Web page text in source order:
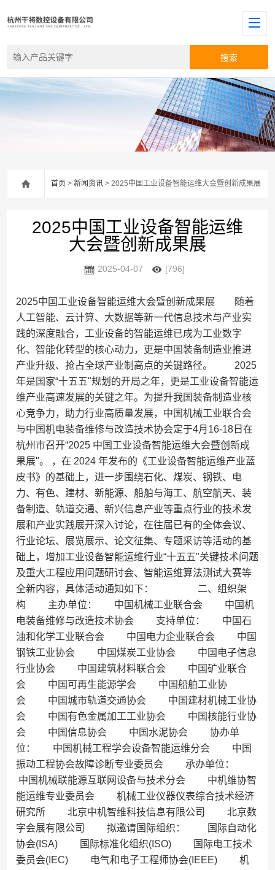
首页 >新闻资讯 > 2025中国工业设备智能运维大会暨创新成果展
2025中国工业设备智能运维
大会暨创新成果展
2025-04-07 [796]
2025中国工业设备智能运维大会暨创新成果展 随着
人工智能、云计算、大数据等新一代信息技术与产业实
践的深度融合，工业设备的智能运维已成为工业数字
化、智能化转型的核心动力，更是中国装备制造业推进
产业升级、抢占全球产业制高点的关键路径。 2025
年是国家“十五五"规划的开局之年，更是工业设备智能运
维产业高速发展的关键之年。为提升我国装备制造业核
心竞争力，助力行业高质量发展，中国机械工业联合会
与中国机电装备维修与改造技术协会定于4月16-18日在
杭州市召开“2025 中国工业设备智能运维大会暨创新成
果展"。 ，在 2024 年发布的《工业设备智能运维产业蓝
皮书》的基础上，进一步围绕石化、煤炭、钢铁、电
力、有色、建材、新能源、船舶与海工、航空航天、装
备制造、轨道交通、新兴信息产业等重点行业的技术发
展和产业实践展开深入讨论，在往届已有的全体会议、
行业论坛、展览展示、论文征集、专题采访等活动的基
础上，增加工业设备智能运维行业“十五五"关键技术问题
及重大工程应用问题研讨会、智能运维算法测试大赛等
全新内容，具体活动通知如下： 二、组织架
构 主办单位： 中国机械工业联合会 中国机
电装备维修与改造技术协会 支持单位： 中国石
油和化学工业联合会 中国电力企业联合会 中国
钢铁工业协会 中国煤炭工业协会 中国电子信息
行业协会 中国建筑材料联合会 中国矿业联合
会 中国可再生能源学会 中国船舶工业协
会 中国城市轨道交通协会 中国建材机械工业协
会 中国有色金属加工工业协会 中国核能行业协
会 中国信息协会 中国水泥协会 协办单
位： 中国机械工程学会设备智能运维分会 中国
振动工程协会故障诊断专业委员会 承办单位：
中国机械联能源互联网设备与技术分会 中机维协智
能运维专业委员会 机械工业仪器仪表综合技术经济
研究所 北京中机智维科技信息有限公司 北京数
字会展有限公司 拟邀请国际组织： 国际自动化
协会(ISA) 国际标准化组织(ISO) 国际电工技术
委员会(IEC) 电气和电子工程师协会(IEEE) 机